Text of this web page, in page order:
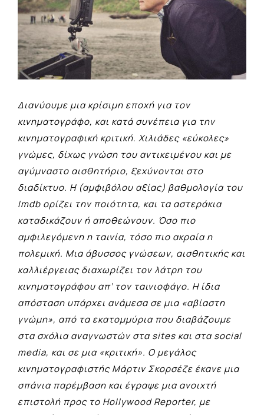
Διανύουμε μια κρίσιμη εποχή για τον
κινηματογράφο, και κατά συνέπεια για την
κινηματογραφική κριτική. Χιλιάδες «εύκολες»
γνώμες, δίχως γνώση του αντικειμένου και με
αγύμναστο αισθητήριο, ξεχύνονται στο
διαδίκτυο. Η (αμφιβόλου αξίας) βαθμολογία του
Imdb ορίζει την ποιότητα, και τα αστεράκια
καταδικάζουν ή αποθεώνουν. Όσο πιο
αμφιλεγόμενη η ταινία, τόσο πιο ακραία η
πολεμική. Μια άβυσσος γνώσεων, αισθητικής και
καλλιέργειας διαχωρίζει τον λάτρη του
κινηματογράφου απ’ τον ταινιοφάγο. Η ίδια
απόσταση υπάρχει ανάμεσα σε μια «αβίαστη
γνώμη», από τα εκατομμύρια που διαβάζουμε
στα σχόλια αναγνωστών στα sites και στα social
media, και σε μια «κριτική». Ο μεγάλος
κινηματογραφιστής Μάρτιν Σκορσέζε έκανε μια
σπάνια παρέμβαση και έγραψε μια ανοιχτή
επιστολή προς το Hollywood Reporter, με